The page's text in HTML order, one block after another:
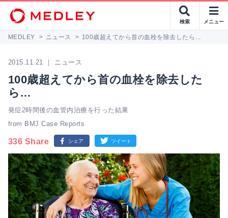
検索 メニュー
MEDLEY > ニュース > 100歳超えてから首の血栓を除去したら…
2015.11.21 ｜ ニュース
100歳超えてから首の血栓を除去した
ら…
発症2時間後の血管内治療を行った結果
from BMJ Case Reports
336 Share